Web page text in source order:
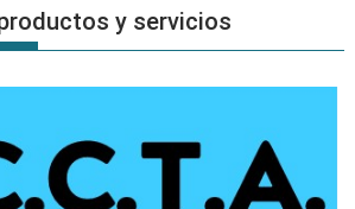
y servicios